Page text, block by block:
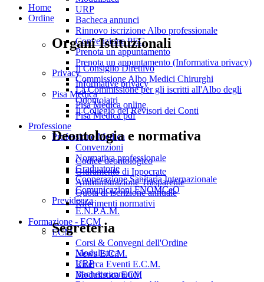
Home
Ordine
Organi Istituzionali
Il Consiglio Direttivo
Commissione Albo Medici Chirurghi
La Commissione per gli iscritti all'Albo degli
Odontoiatri
Il Collegio dei Revisori dei Conti
Deontologia e normativa
Codice deontologico
Giuramento di Ippocrate
Amministrazione Trasparente
Quota di iscrizione annuale
Riferimenti normativi
Segreteria
Modulistica
URP
Bacheca annunci
URP
Bacheca annunci
Rinnovo iscrizione Albo professionale
Convenzione PEC
Prenota un appuntamento
Prenota un appuntamento (Informativa privacy)
Privacy
Informative privacy
Pisa Medica
Pisa Medica online
Pisa Medica pdf
Professione
Professione Medica
Convenzioni
Normativa professionale
Graduatorie
Cooperazione Sanitaria Internazionale
Comunicazioni FNOMCeO
Previdenza
E.N.P.A.M.
Formazione - ECM
ECM
Corsi & Convegni dell'Ordine
News E.C.M.
Ricerca Eventi E.C.M.
Modulistica ECM